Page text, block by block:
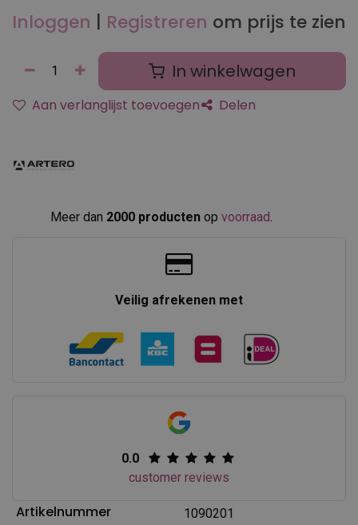
Inloggen | Registreren om prijs te zien
In winkelwagen
Aan verlanglijst toevoegen Delen
Meer dan 2000 producten op voorraad
Veilig afrekenen met
0.0
customer reviews
Artikelnummer 1090201